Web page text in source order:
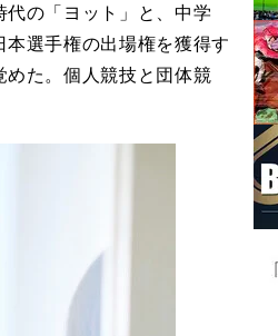
の「ヨット」と、中学
選手権の出場権を獲得す
めた。個人競技と団体競